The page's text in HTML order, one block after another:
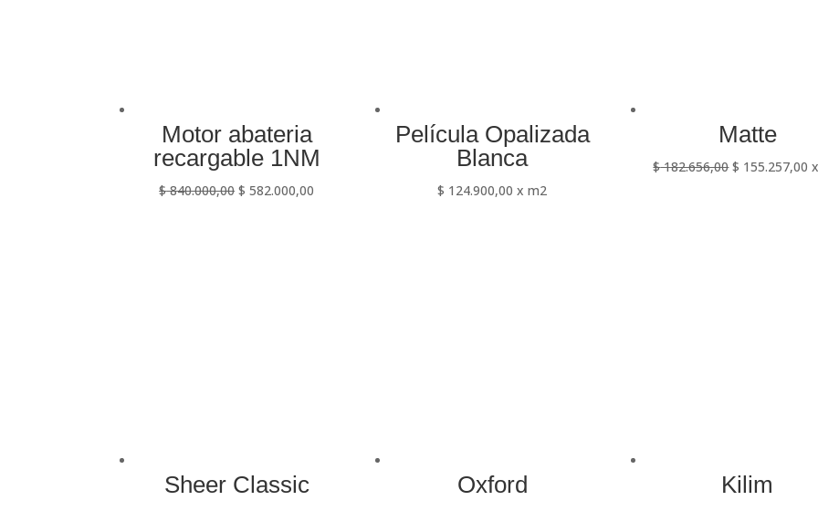
Motor abateria
recargable 1NM
$840.000,00 $ 582.000,00
Película Opalizada
Blanca
$ 124.900,00 x m2
Matte
$182.656,00 $ 155.257,00
Sheer Classic Oxford Kilim